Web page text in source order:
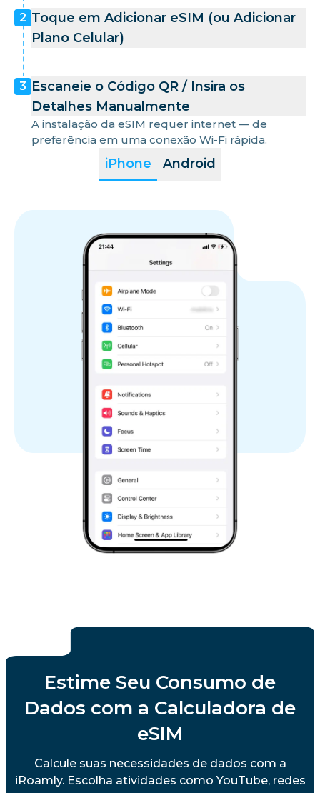
iPhone Android
2 Toque em Adicionar eSIM (ou Adicionar
Plano Celular)
3 Escaneie o Código QR / Insira os
Detalhes Manualmente
A instalação da eSIM requer internet — de
preferência em uma conexão Wi-Fi rápida.
Estime Seu Consumo de
Dados com a Calculadora de
eSIM
Calcule suas necessidades de dados com a
iRoamly. Escolha atividades como YouTube, redes